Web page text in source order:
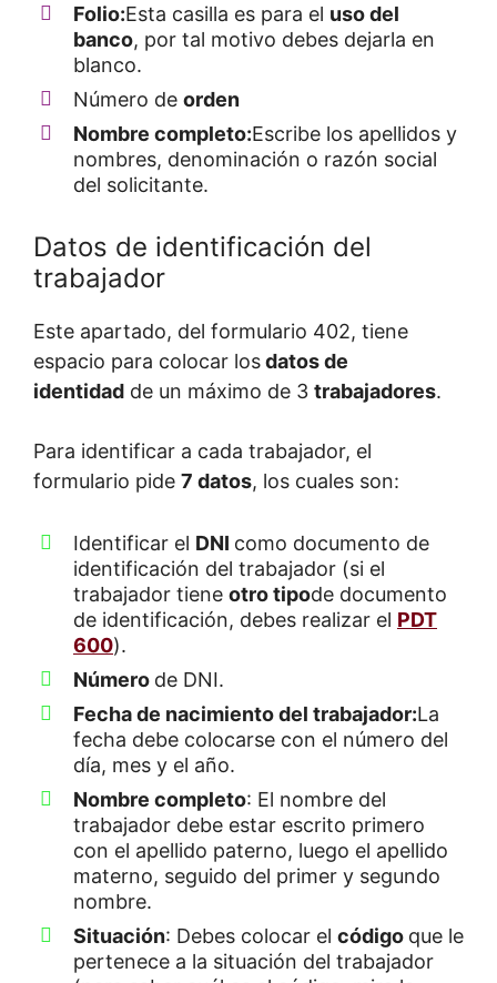
Folio:Esta casilla es para el uso del
banco, por tal motivo debes dejarla en
blanco.
Número de orden
Nombre completo:Escribe los apellidos y
nombres, denominación o razón social
del solicitante.
Datos de identificación del
trabajador
Este apartado, del formulario 402, tiene
espacio para colocar losdatos de
identidad de un máximo de 3 trabajadores.
Para identificar a cada trabajador, el
formulario pide 7 datos, los cuales son:
Identificar el DNI como documento de
identificación del trabajador (si el
trabajador tiene otro tipode documento
de identificación, debes realizar el PDT
600).
Número de DNI.
Fecha de nacimiento del trabajador:La
fecha debe colocarse con el número del
día, mes y el año.
Nombre completo: El nombre del
trabajador debe estar escrito primero
con el apellido paterno, luego el apellido
materno, seguido del primer y segundo
nombre.
Situación: Debes colocar el código que le
pertenece a la situación del trabajador